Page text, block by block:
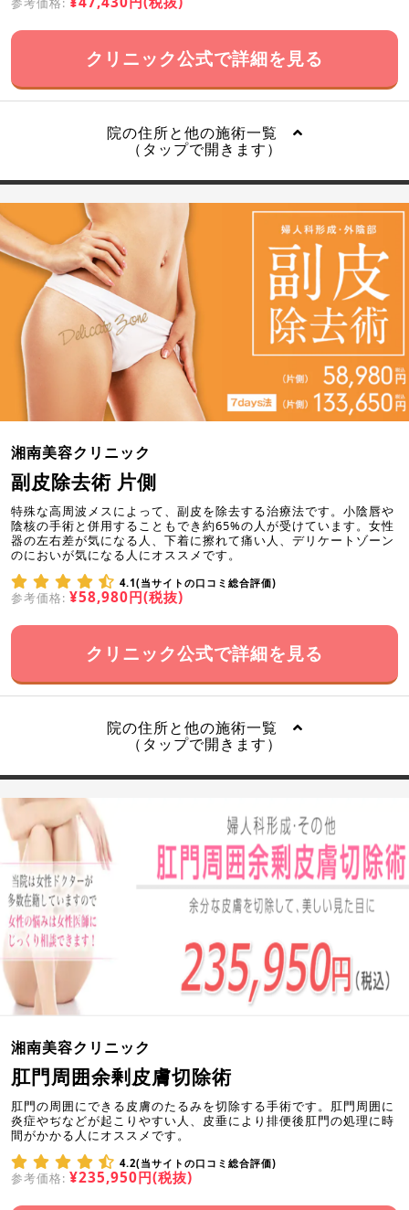
クリニック公式で詳細を見る
院の住所と他の施術一覧
（タップで開きます）
湘南美容クリニック
副皮除去術 片側
特殊な高周波メスによって、副皮を除去する治療法です。小陰唇や
陰核の手術と併用することもでき約65%の人が受けています。女性
器の左右差が気になる人、下着に擦れて痛い人、デリケートゾーン
のにおいが気になる人にオススメです。
4.1(当サイトの口コミ総合評価)
参考価格: ¥58,980円(税抜)
クリニック公式で詳細を見る
院の住所と他の施術一覧
（タップで開きます）
湘南美容クリニック
肛門周囲余剰皮膚切除術
肛門の周囲にできる皮膚のたるみを切除する手術です。肛門周囲に
炎症やぢなどが起こりやすい人、皮垂により排便後肛門の処理に時
間がかかる人にオススメです。
4.2(当サイトの口コミ総合評価)
参考価格: ¥235,950円(税抜)